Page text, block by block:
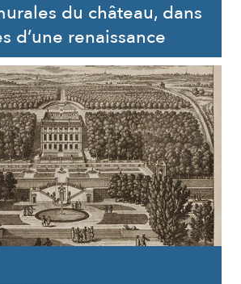
du château, dans
d’une renaissance